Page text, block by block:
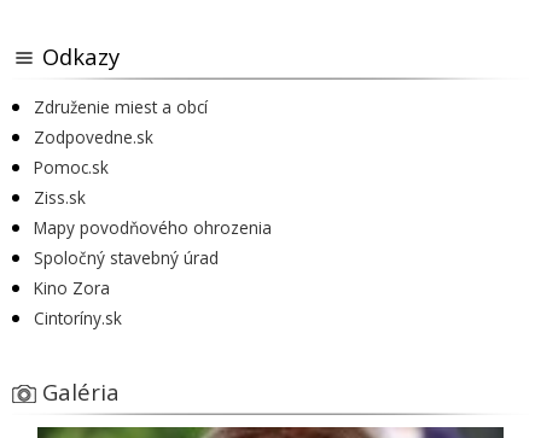
Odkazy
Združenie miest a obcí
Zodpovedne.sk
Pomoc.sk
Ziss.sk
Mapy povodňového ohrozenia
Spoločný stavebný úrad
Kino Zora
Cintoríny.sk
Galéria